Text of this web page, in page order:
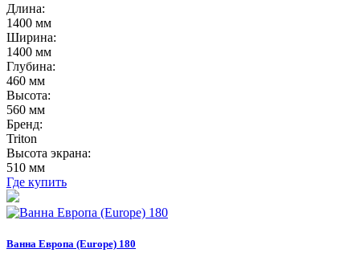
Длина:
1400 мм
Ширина:
1400 мм
Глубина:
460 мм
Высота:
560 мм
Бренд:
Triton
Высота экрана:
510 мм
Где купить
Ванна Европа (Europe) 180